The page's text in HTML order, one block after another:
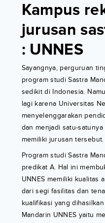
Kampus
jurusan
: UNNES
Sayangnya, perguruan
program studi Sastra
sedikit di Indonesia.
lagi karena Universitas
menyelenggarakan
dan menjadi satu-
memiliki jurusan tersebut.
Program studi Sastra
predikat A. Hal ini
UNNES memiliki kualitas
dari segi fasilitas dan
kualifikasi yang
Mandarin UNNES yaitu